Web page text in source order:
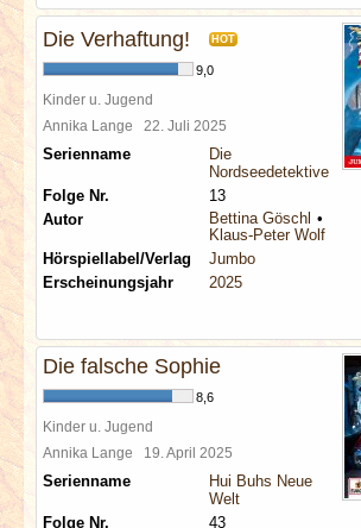
Die Verhaftung! HOT
9,0
Kinder u. Jugend
Annika Lange 22. Juli 2025
Serienname
Die
Nordseedetektive
Folge Nr.
13
Autor
Bettina Göschl
Klaus-Peter Wolf
Hörspiellabel/Verlag
Jumbo
Erscheinungsjahr
2025
Die falsche Sophie
8,6
Kinder u. Jugend
Annika Lange 19. April 2025
Serienname
Hui Buhs Neue
Welt
Folge Nr.
43